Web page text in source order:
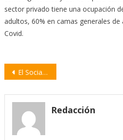
sector privado tiene una ocupación
adultos, 60% en camas generales
Covid.
Navegación
entradas
El Socialismo pateó el tablero y frenó un nuevo aumento de impuestos
Redacción